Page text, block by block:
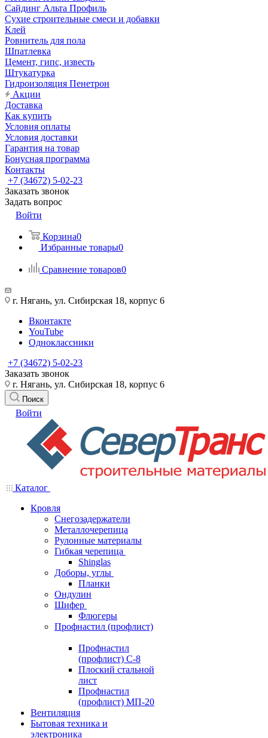
Сайдинг Альта Профиль
Сухие строительные смеси и добавки
Клей
Ровнитель для пола
Шпатлевка
Цемент, гипс, известь
Штукатурка
Гидроизоляция Пенетрон
Акции
Доставка
Как купить
Условия оплаты
Условия доставки
Гарантия на товар
Бонусная программа
Контакты
+7 (34672) 5-02-23
Заказать звонок
Задать вопрос
Войти
Корзина0
Избранные товары0
Сравнение товаров0
г. Нягань, ул. Сибирская 18, корпус 6
Вконтакте
YouTube
Одноклассники
+7 (34672) 5-02-23
Заказать звонок
г. Нягань, ул. Сибирская 18, корпус 6
Поиск
Войти
Каталог
Кровля
Снегозадержатели
Металлочерепица
Рулонные материалы
Гибкая черепица
Shinglas
Доборы, углы
Планки
Ондулин
Шифер
Флюгеры
Профнастил (профлист)
Профнастил
(профлист) С-8
Плоский стальной
лист
Профнастил
(профлист) МП-20
Вентиляция
Бытовая техника и
электроника